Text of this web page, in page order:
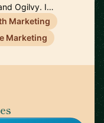
Ogilvy. I…
Marketing
Marketing